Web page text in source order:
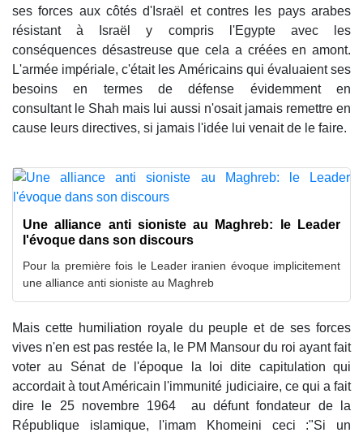
ses forces aux côtés d'Israël et contres les pays arabes
résistant à Israël y compris l'Egypte avec les
conséquences désastreuse que cela a créées en amont.
L'armée impériale, c'était les Américains qui évaluaient ses
besoins en termes de défense évidemment en
consultant le Shah mais lui aussi n'osait jamais remettre en
cause leurs directives, si jamais l'idée lui venait de le faire.
Une alliance anti sioniste au Maghreb: le Leader
l'évoque dans son discours
Pour la première fois le Leader iranien évoque implicitement
une alliance anti sioniste au Maghreb
Mais cette humiliation royale du peuple et de ses forces
vives n'en est pas restée la, le PM Mansour du roi ayant fait
voter au Sénat de l'époque la loi dite capitulation qui
accordait à tout Américain l'immunité judiciaire, ce qui a fait
dire le 25 novembre 1964 au défunt fondateur de la
République islamique, l'imam Khomeini ceci :"Si un